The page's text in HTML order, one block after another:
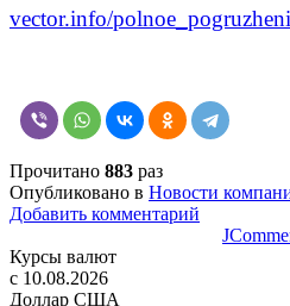
vector.info/
Прочитано 883 раз
Опубликовано в Новости
Добавить комментарий
Курсы валют
c 10.08.2026
Доллар США